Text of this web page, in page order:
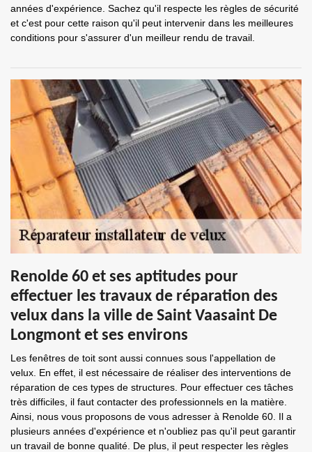
années d'expérience. Sachez qu'il respecte les règles de sécurité
et c'est pour cette raison qu'il peut intervenir dans les meilleures
conditions pour s'assurer d'un meilleur rendu de travail.
Renolde 60 et ses aptitudes pour
effectuer les travaux de réparation des
velux dans la ville de Saint Vaasaint De
Longmont et ses environs
Les fenêtres de toit sont aussi connues sous l'appellation de
velux. En effet, il est nécessaire de réaliser des interventions de
réparation de ces types de structures. Pour effectuer ces tâches
très difficiles, il faut contacter des professionnels en la matière.
Ainsi, nous vous proposons de vous adresser à Renolde 60. Il a
plusieurs années d'expérience et n'oubliez pas qu'il peut garantir
un travail de bonne qualité. De plus, il peut respecter les règles